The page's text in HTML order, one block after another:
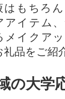
はもちろ
アイテム
メイクア
礼品をご紹
の大学